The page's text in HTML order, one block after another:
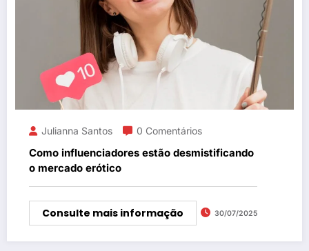
Julianna Santos 0 Comentários
Como influenciadores estão desmistificando
o mercado erótico
Consulte mais informação 30/07/2025